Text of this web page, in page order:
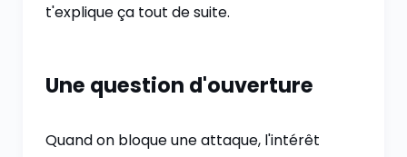
t'explique ça tout de suite.
Une question d'ouverture
Quand on bloque une attaque, l'intérêt